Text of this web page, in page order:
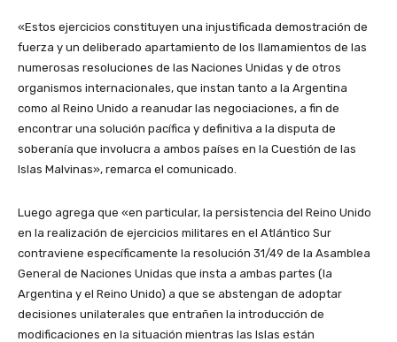
«Estos ejercicios constituyen una injustificada demostración de
fuerza y un deliberado apartamiento de los llamamientos de las
numerosas resoluciones de las Naciones Unidas y de otros
organismos internacionales, que instan tanto a la Argentina
como al Reino Unido a reanudar las negociaciones, a fin de
encontrar una solución pacífica y definitiva a la disputa de
soberanía que involucra a ambos países en la Cuestión de las
Islas Malvinas», remarca el comunicado.
Luego agrega que «en particular, la persistencia del Reino Unido
en la realización de ejercicios militares en el Atlántico Sur
contraviene específicamente la resolución 31/49 de la Asamblea
General de Naciones Unidas que insta a ambas partes (la
Argentina y el Reino Unido) a que se abstengan de adoptar
decisiones unilaterales que entrañen la introducción de
modificaciones en la situación mientras las Islas están